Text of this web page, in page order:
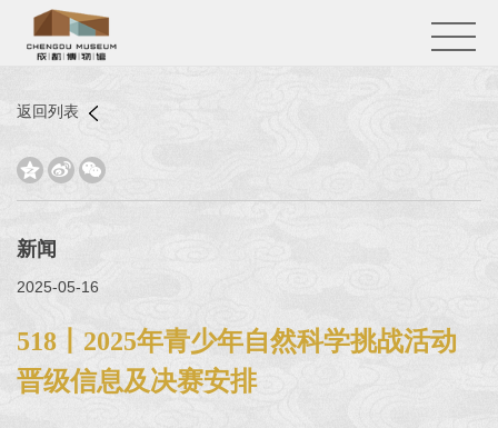
返回列表
  
新闻
2025-05-16
518丨2025年青少年自然科学挑战活动
晋级信息及决赛安排